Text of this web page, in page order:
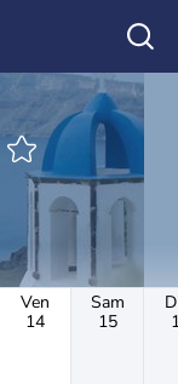
Ven
14
Sam
15